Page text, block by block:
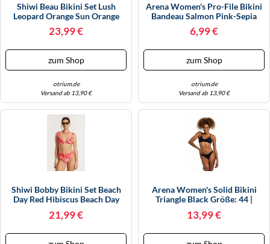
Shiwi Beau Bikini Set Lush
Leopard Orange Sun Orange
Sun Größe: 42 | Bikinis Outlet |
Damen | Orange
23,99 €
zum Shop
otrium.de
Versand ab 13,90 €
Arena Women's Pro-File Bikini
Bandeau Salmon Pink-Sepia
Größe: S | Bikinis Outlet |
Damen | Rot
6,99 €
zum Shop
otrium.de
Versand ab 13,90 €
Shiwi Bobby Bikini Set Beach
Day Red Hibiscus Beach Day
Damen | Rot
21,99 €
Arena Women's Solid Bikini
Triangle Black Größe: 44 |
Schwarz
13,99 €